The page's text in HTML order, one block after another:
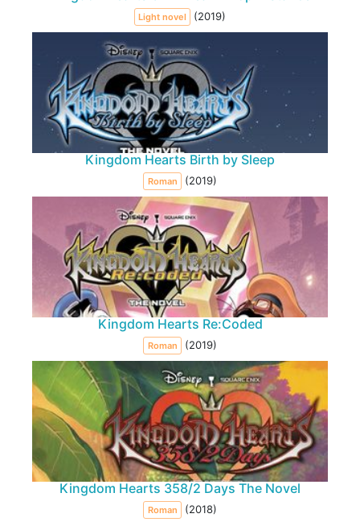
Light novel (2019)
Kingdom Hearts Birth by Sleep
Roman (2019)
Kingdom Hearts Re:Coded
Roman (2019)
Kingdom Hearts 358/2 Days The Novel
Roman (2018)